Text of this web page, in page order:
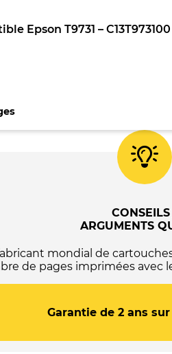
Epson T9731 –
ARGUMENTS
mondial de
de pages imprimées avec
Garantie de 2 ans